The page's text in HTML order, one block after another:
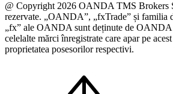
@ Copyright 2026 OANDA TMS Brokers
rezervate. „OANDA”, „fxTrade” și familia
„fx” ale OANDA sunt deținute de OANDA
celelalte mărci înregistrate care apar pe
proprietatea posesorilor respectivi.